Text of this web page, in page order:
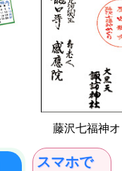
藤沢七福神
スマホで